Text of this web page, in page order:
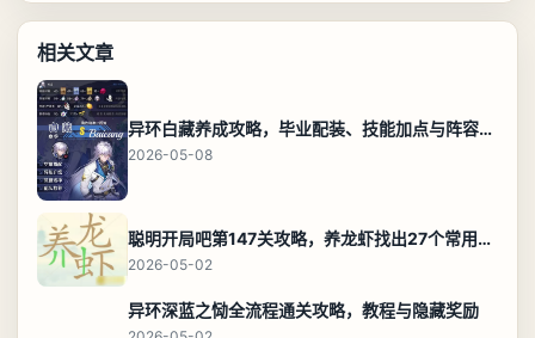
相关文章
异环白藏养成攻略，毕业配装、技能加点与阵容搭配保姆级解析
2026-05-08
聪明开局吧第147关攻略，养龙虾找出27个常用字通关答案
2026-05-02
异环深蓝之恸全流程通关攻略，教程与隐藏奖励